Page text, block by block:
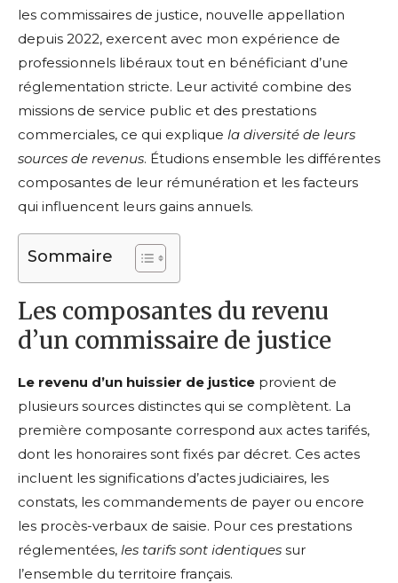
les commissaires de justice, nouvelle appellation
depuis 2022, exercent avec mon expérience de
professionnels libéraux tout en bénéficiant d’une
réglementation stricte. Leur activité combine des
missions de service public et des prestations
commerciales, ce qui explique la diversité de leurs
sources de revenus. Étudions ensemble les différentes
composantes de leur rémunération et les facteurs
qui influencent leurs gains annuels.
Sommaire
Les composantes du revenu
d’un commissaire de justice
Le revenu d’un huissier de justice provient de
plusieurs sources distinctes qui se complètent. La
première composante correspond aux actes tarifés,
dont les honoraires sont fixés par décret. Ces actes
incluent les significations d’actes judiciaires, les
constats, les commandements de payer ou encore
les procès-verbaux de saisie. Pour ces prestations
réglementées, les tarifs sont identiques sur
l’ensemble du territoire français.